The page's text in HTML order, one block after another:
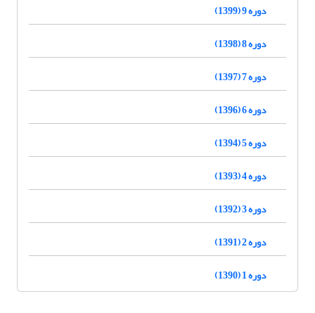
دوره 9 (1399)
دوره 8 (1398)
دوره 7 (1397)
دوره 6 (1396)
دوره 5 (1394)
دوره 4 (1393)
دوره 3 (1392)
دوره 2 (1391)
دوره 1 (1390)